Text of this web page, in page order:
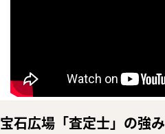
宝石広場「査定士」の強み